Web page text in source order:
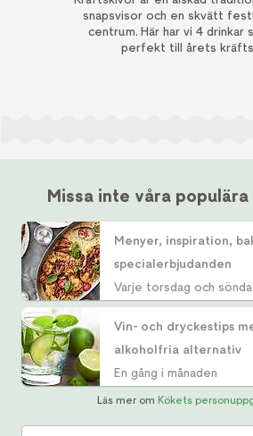
snapsvisor och en skvätt
centrum. Här har vi 4 drinkar
perfekt till årets
Missa inte våra
Menyer, inspiration,
specialerbjudanden
Varje torsdag och
Vin- och dryckestips
alkoholfria alternativ
En gång i månaden
Läs mer om Kökets